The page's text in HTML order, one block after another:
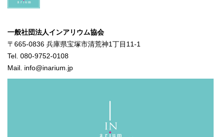
一般社団法人インアリウム協会
〒665-0836 兵庫県宝塚市清荒神1丁目11-1
Tel. 080-9752-0108
Mail. info@inarium.jp